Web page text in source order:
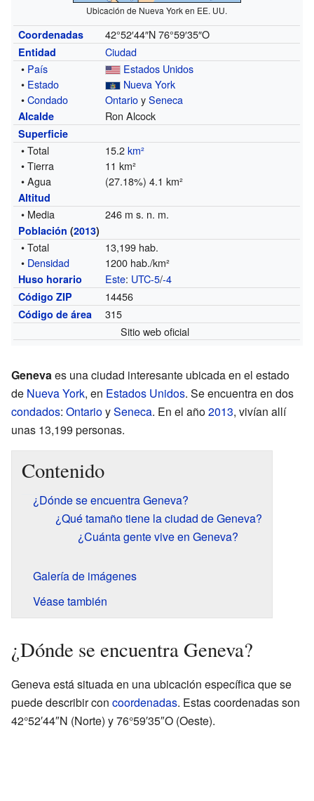
Ubicación de Nueva York en EE. UU.
Coordenadas 42°52′44″N 76°59′35″O
Entidad
Ciudad
• País
Estados Unidos
• Estado
Nueva York
•Condado OntarioySeneca
Alcalde Ron Alcock
Superficie
• Total 15.2km²
• Tierra
11 km²
• Agua
(27.18%) 4.1 km²
Altitud
• Media 246 m s. n. m.
Población (2013)
• Total
13,199 hab.
• Densidad 1200 hab./km²
Huso horario Este: UTC-5/-4
Código ZIP 14456
Código de área
315
Sitio web oficial
Genevaes una ciudad interesante ubicada en el estado
de Nueva York, en Estados Unidos. Se encuentra en dos
condados: OntarioySeneca. En el año2013, vivían allí
unas 13,199 personas.
Contenido
¿Dónde se encuentra Geneva?
¿Qué tamaño tiene la ciudad de Geneva?
¿Cuánta gente vive en Geneva?
Galería de imágenes
Véase también
¿Dónde se encuentra Geneva?
Geneva está situada en una ubicación específica que se
puede describir con coordenadas. Estas coordenadas son
42°52′44″N (Norte) y 76°59′35″O (Oeste).